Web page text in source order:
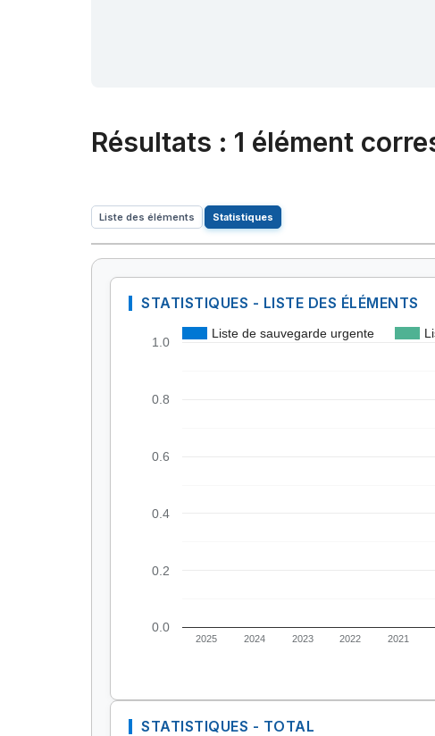
Résultats : 1 élément
Liste des éléments Statistiques
STATISTIQUES - LISTE DES ÉLÉMENTS
Liste de sauvegarde urgente
2025 2024 2023 2022 2021
0.0
0.2
0.4
0.6
0.8
1.0
STATISTIQUES - TOTAL